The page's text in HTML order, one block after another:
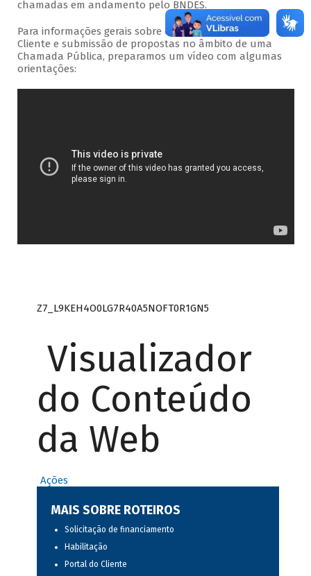
chamadas em andamento pelo BNDES.
Para informações gerais sobre o acesso ao Portal do
Cliente e submissão de propostas no âmbito de uma
Chamada Pública, preparamos um vídeo com algumas
orientações:
Z7_L9KEH4O0LG7R40A5NOFT0R1GN5
Visualizador
do Conteúdo
da Web
Ações
MAIS SOBRE ROTEIROS
Solicitação de financiamento
Habilitação
Portal do Cliente